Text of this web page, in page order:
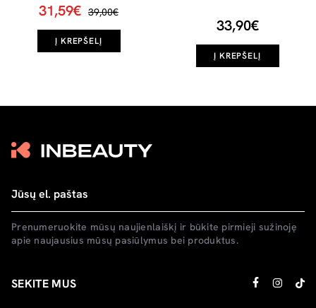
31,59€ 39,00€
Į KREPŠELĮ
33,90€
Į KREPŠELĮ
Prenumeruokite mūsų naujienlaiškį ir būkite pirmieji sužinoję
apie naujausius mūsų pasiūlymus bei produktus.
SEKITE MUS